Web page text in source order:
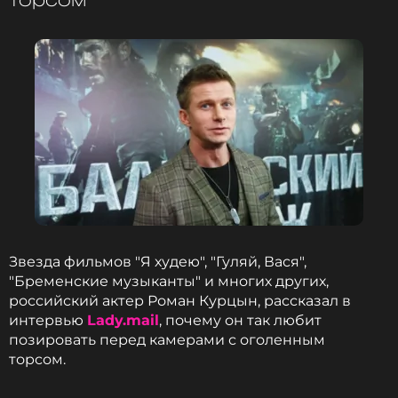
Читайте нас в Телеграме, чтобы
оставаться в курсе событий
ПОДПИСАТЬСЯ
ССЫЛКА
Звезда фильмов "Я худею", "Гуляй, Вася",
"Бременские музыканты" и многих других,
российский актер Роман Курцын, рассказал в
интервью Lady.mail, почему он так любит
позировать перед камерами с оголенным
торсом.